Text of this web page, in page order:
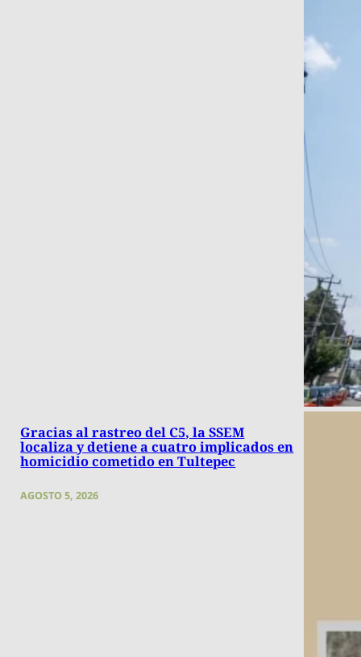
Gracias al rastreo del C5, la SSEM
localiza y detiene a cuatro implicados en
homicidio cometido en Tultepec
AGOSTO 5, 2026